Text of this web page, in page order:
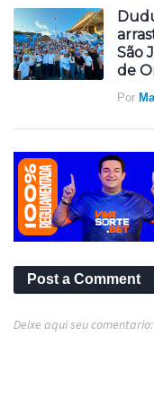
São
de
Por
Post a Comment
Deixe aqui seu comentario: